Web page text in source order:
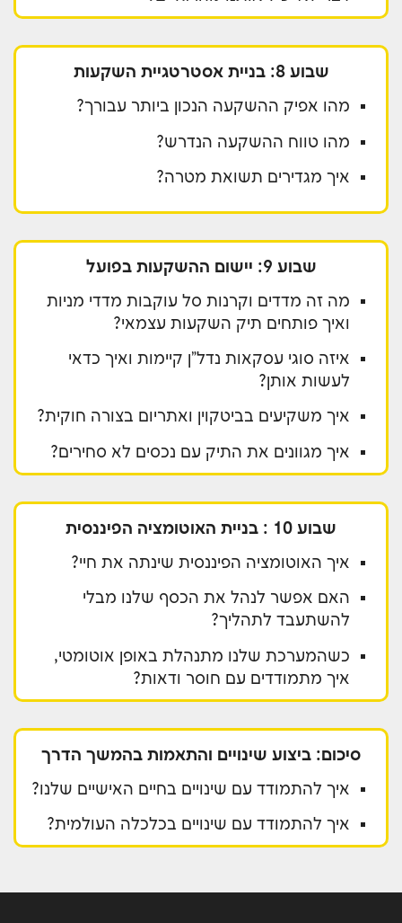
שבוע 8: בניית אסטרטגיית השקעות
מהו אפיק ההשקעה הנכון ביותר עבורך?
מהו טווח ההשקעה הנדרש?
איך מגדירים תשואת מטרה?
שבוע 9: יישום ההשקעות בפועל
מה זה מדדים וקרנות סל עוקבות מדדי מניות
ואיך פותחים תיק השקעות עצמאי?
איזה סוגי עסקאות נדל"ן קיימות ואיך כדאי
לעשות אותן?
איך משקיעים בביטקוין ואתריום בצורה חוקית?
איך מגוונים את התיק עם נכסים לא סחירים?
שבוע 10 : בניית האוטומציה הפיננסית
איך האוטומציה הפיננסית שינתה את חיי?
האם אפשר לנהל את הכסף שלנו מבלי
להשתעבד לתהליך?
כשהמערכת שלנו מתנהלת באופן אוטומטי,
איך מתמודדים עם חוסר ודאות?
סיכום: ביצוע שינויים והתאמות בהמשך הדרך
איך להתמודד עם שינויים בחיים האישיים שלנו?
איך להתמודד עם שינויים בכלכלה העולמית?